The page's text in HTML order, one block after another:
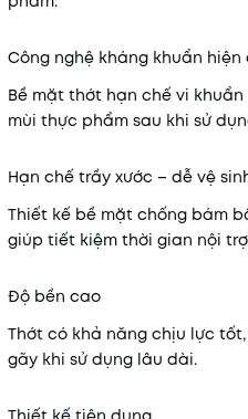
Công nghệ kháng khuẩn hiện
Bề mặt thớt hạn chế vi
mùi thực phẩm sau khi sử
Hạn chế trầy xước – dễ vệ
Thiết kế bề mặt chống bám
giúp tiết kiệm thời gian nội
Độ bền cao
Thớt có khả năng chịu lực
gãy khi sử dụng lâu dài.